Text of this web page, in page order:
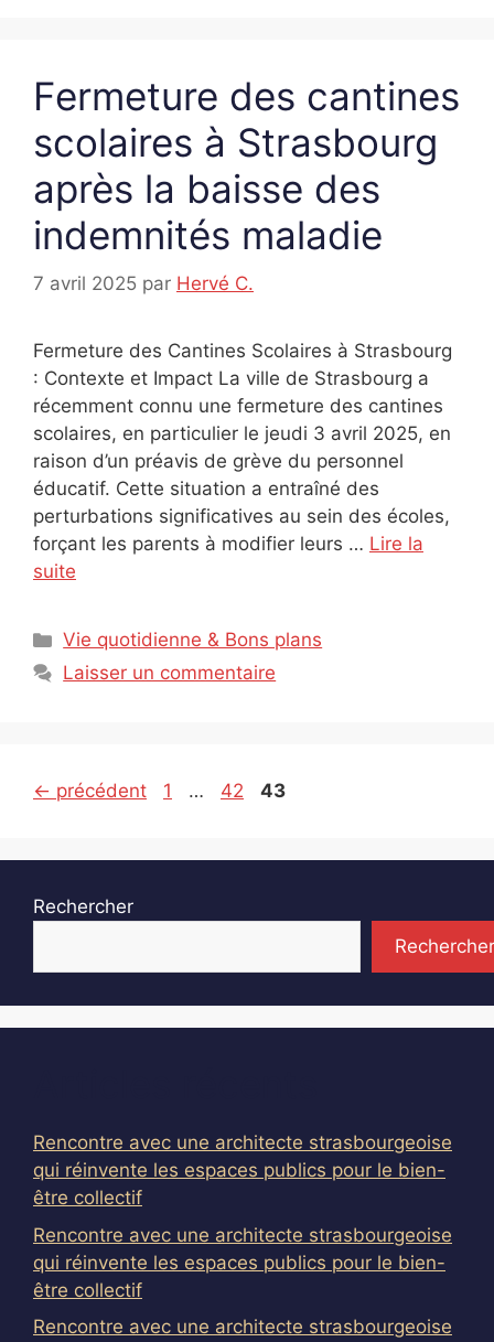
Fermeture des cantines
scolaires à Strasbourg
après la baisse des
indemnités maladie
7 avril 2025 par Hervé C.
Fermeture des Cantines Scolaires à Strasbourg
: Contexte et Impact La ville de Strasbourg a
récemment connu une fermeture des cantines
scolaires, en particulier le jeudi 3 avril 2025, en
raison d’un préavis de grève du personnel
éducatif. Cette situation a entraîné des
perturbations significatives au sein des écoles,
forçant les parents à modifier leurs … Lire la
suite
Catégories
Vie quotidienne & Bons plans
Laisser un commentaire
← précédent Page
1 … Page
42 Page
43
Rechercher
Rechercher
Rencontre avec une architecte strasbourgeoise
qui réinvente les espaces publics pour le bien-
être collectif
Rencontre avec une architecte strasbourgeoise
qui réinvente les espaces publics pour le bien-
être collectif
Rencontre avec une architecte strasbourgeoise